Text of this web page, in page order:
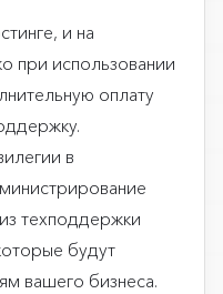
и на
при использовании
оплату
в
техподдержки
будут
вашего бизнеса.